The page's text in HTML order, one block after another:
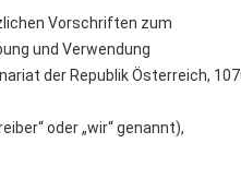
Vorschriften zum
und Verwendung
der Republik Österreich,
oder „wir“ genannt),